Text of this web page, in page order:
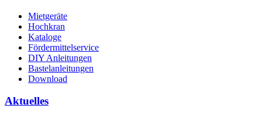
Mietgeräte
Hochkran
Kataloge
Fördermittelservice
DIY Anleitungen
Bastelanleitungen
Download
Aktuelles